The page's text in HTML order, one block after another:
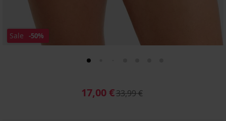
Sale -50%
17,00 €33,99 €